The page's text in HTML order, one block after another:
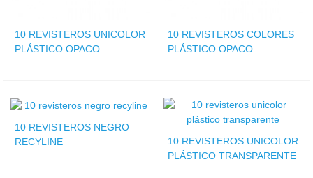
10 REVISTEROS UNICOLOR
PLÁSTICO OPACO
10 REVISTEROS COLORES
PLÁSTICO OPACO
10 REVISTEROS NEGRO
RECYLINE
10 REVISTEROS UNICOLOR
PLÁSTICO TRANSPARENTE